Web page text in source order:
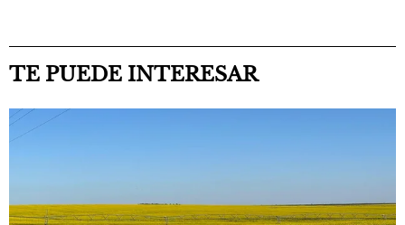
TE PUEDE INTERESAR